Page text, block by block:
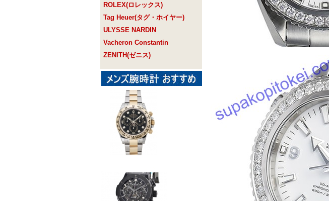
ROLEX(ロレックス)
Tag Heuer(タグ・ホイヤー)
ULYSSE NARDIN
Vacheron Constantin
ZENITH(ゼニス)